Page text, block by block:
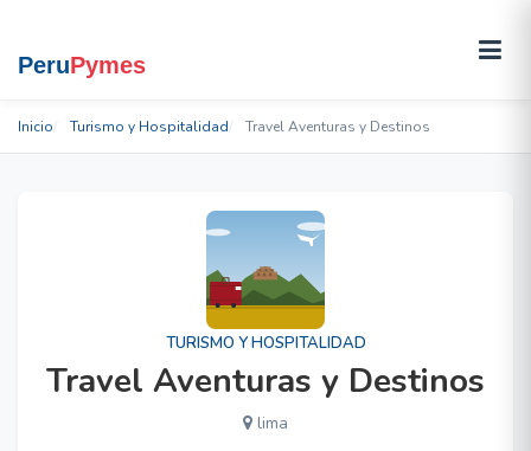
Inicio Turismo y Hospitalidad Travel Aventuras y Destinos
TURISMO Y HOSPITALIDAD
Travel Aventuras y Destinos
lima